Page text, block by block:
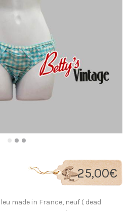
25,00€
made in France, neuf ( dead